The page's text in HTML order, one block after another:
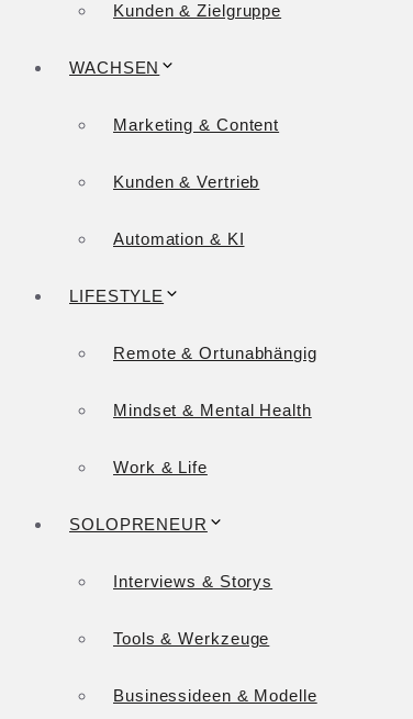
Kunden & Zielgruppe
WACHSEN
Marketing & Content
Kunden & Vertrieb
Automation & KI
LIFESTYLE
Remote & Ortunabhängig
Mindset & Mental Health
Work & Life
SOLOPRENEUR
Interviews & Storys
Tools & Werkzeuge
Businessideen & Modelle